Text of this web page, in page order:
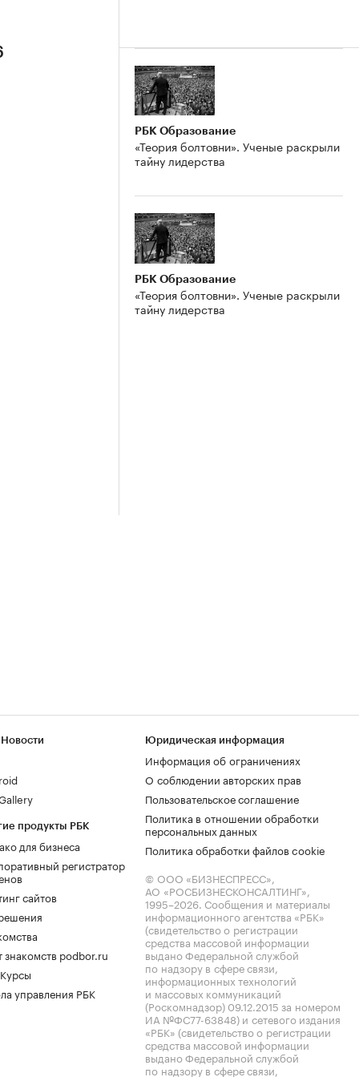
РБК Образование
«Теория болтовни». Ученые раскрыли
тайну лидерства
РБК Образование
«Теория болтовни». Ученые раскрыли
тайну лидерства
продукты РБК
для бизнеса
регистратор
сайтов
знакомств podbor.ru
управления РБК
Юридическая информация
Информация об ограничениях
О соблюдении авторских прав
Пользовательское соглашение
Политика в отношении обработки
персональных данных
Политика обработки файлов cookie
© ООО «БИЗНЕСПРЕСС»,
АО «РОСБИЗНЕСКОНСАЛТИНГ»,
1995–2026. Сообщения и материалы
информационного агентства «РБК»
(свидетельство о регистрации
средства массовой информации
выдано Федеральной службой
по надзору в сфере связи,
информационных технологий
и массовых коммуникаций
(Роскомнадзор) 09.12.2015 за номером
ИА №ФС77-63848) и сетевого издания
«РБК» (свидетельство о регистрации
средства массовой информации
выдано Федеральной службой
по надзору в сфере связи,